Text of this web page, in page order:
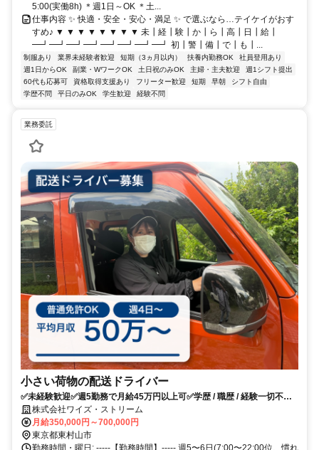
5:00(実働8h) ＊週1日～OK ＊土...
仕事内容 ✨ 快適・安全・安心・満足 ✨ で選ぶなら…テイケイがおす
すめ♪ ▼ ▼ ▼ ▼ ▼ ▼ ▼ ▼ 未┃経┃験┃か┃ら┃高┃日┃給┃
━┛━┛━┛━┛━┛━┛━┛━┛ 初┃警┃備┃で┃も┃...
制服あり 業界未経験者歓迎 短期（3ヵ月以内） 扶養内勤務OK
社員登用あり
週1日からOK
副業・WワークOK 土日祝のみOK 主婦・主夫歓迎
週1シフト提出
60代も応募可
資格取得支援あり フリーター歓迎 短期 早朝
シフト自由
学歴不問
平日のみOK 学生歓迎 経験不問
業務委託
小さい荷物の配送ドライバー
✅未経験歓迎✅週5勤務で月給45万円以上可✅学歴 / 職歴 / 経験一切不
問！株式会社ワイズ・ストリーム
月給350,000円～700,000円
東京都東村山市